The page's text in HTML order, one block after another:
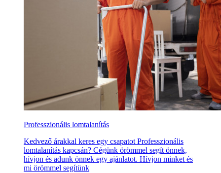
Professzionális lomtalanítás
Kedvező árakkal keres egy csapatot Professzionális
lomtalanítás kapcsán? Cégünk örömmel segít önnek,
hívjon és adunk önnek egy ajánlatot. Hívjon minket és
mi örömmel segítünk